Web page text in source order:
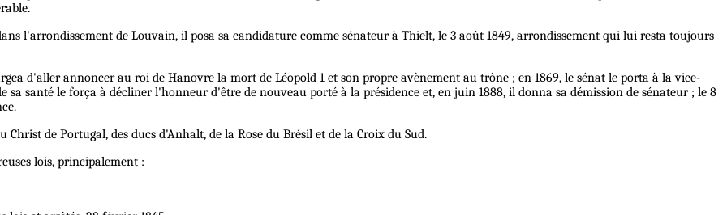
l'arrondissement de Louvain, il posa sa candidature comme sénateur à Thielt, le 3 août 1849, arrondissement qui lui resta toujours
d'aller annoncer au roi de Hanovre la mort de Léopold 1 et son propre avènement au trône ; en 1869, le sénat le porta à la vice-
sa santé le força à décliner l'honneur d'être de nouveau porté à la présidence et, en juin 1888, il donna sa démission de sénateur ; le 8
de Portugal, des ducs d'Anhalt, de la Rose du Brésil et de la Croix du Sud.
lois, principalement :